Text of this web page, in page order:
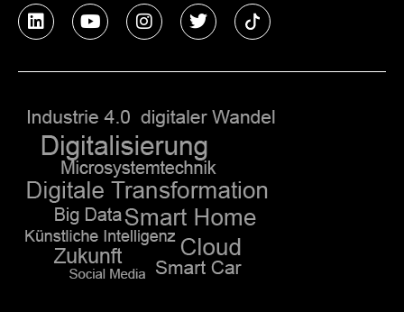
L
i
k
i
n
Y
o
t
e
I
n
t
r
a
m
T
w
t
r